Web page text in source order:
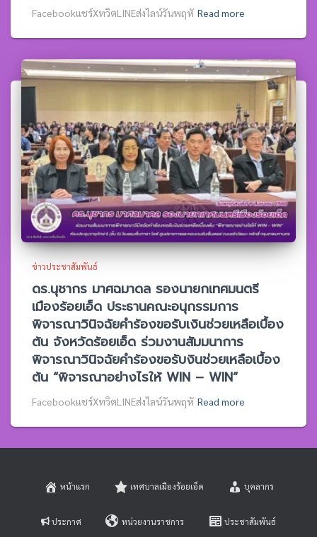
Facebookแชร์XทวิตLINEส่งไลน์วันพฤหั Read more
ข่าวประชาสัมพันธ์
ดร.นุชากร มาศฉมาดล รองนายกเทศมนตรี
เมืองร้อยเอ็ด ประธานคณะอนุกรรมการ
พิจารณาวินิจฉัยคำร้องขอรับเงินช่วยเหลือเบื้อง
ต้น จังหวัดร้อยเอ็ด ร่วมงานสัมมนาการ
พิจารณาวินิจฉัยคำร้องขอรับงินช่วยเหลือเบื้อง
ต้น “พิจารณาอย่างไรให้ WIN – WIN”
Facebookแชร์XทวิตLINEส่งไลน์วันพฤหั Read more
หน้าแรก เทศบาลเมืองร้อยเอ็ด บุคลากร
ประกาศ หน่วยงานราชการ ประชาสัมพันธ์